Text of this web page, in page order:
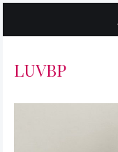
LUVBP